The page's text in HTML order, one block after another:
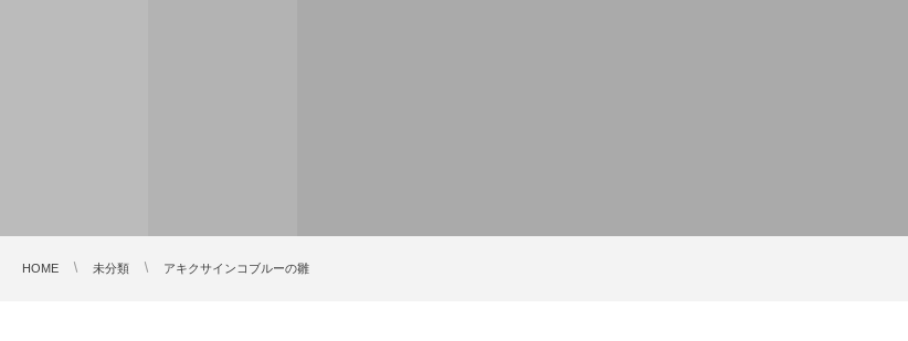
HOME 未分類 アキクサインコブルーの雛